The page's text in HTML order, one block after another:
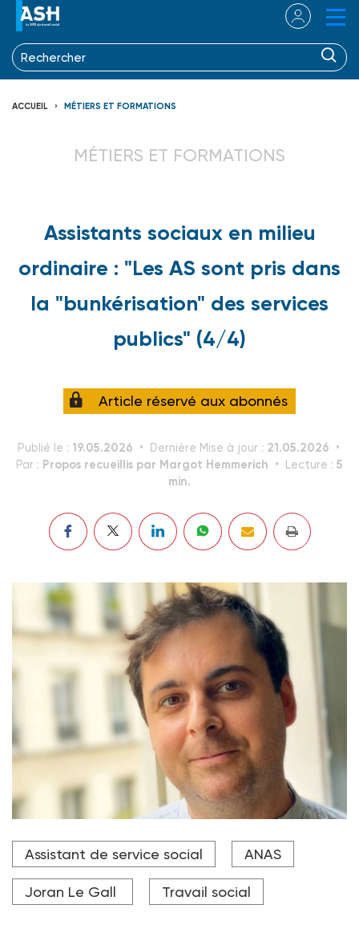
ACCUEIL MÉTIERS ET FORMATIONS
MÉTIERS ET FORMATIONS
Assistants sociaux en milieu
ordinaire : "Les AS sont pris dans
la "bunkérisation" des services
publics" (4/4)
Article réservé aux abonnés
Publié le : 19.05.2026 Dernière Mise à jour : 21.05.2026
Par : Propos recueillis par Margot Hemmerich Lecture : 5
min.
Administrateur de l’Association nationale des
assistants de service social (Anas), Joran Le Gall a
psychiatrie.
Assistant de service social ANAS
Joran Le Gall Travail social